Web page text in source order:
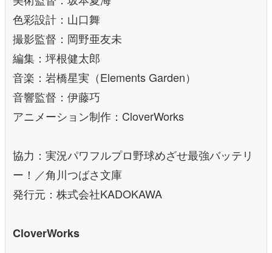
色彩設計：山口舞
撮影監督：岡野亜友未
編集：坪根健太郎
音楽：岩橋星実（Elements Garden）
音響監督：伊藤巧
アニメーション制作：CloverWorks
協力：実況パワフルプロ野球めざせ最強バッテリ
ー！／角川つばさ文庫
発行元：株式会社KADOKAWA
CloverWorks